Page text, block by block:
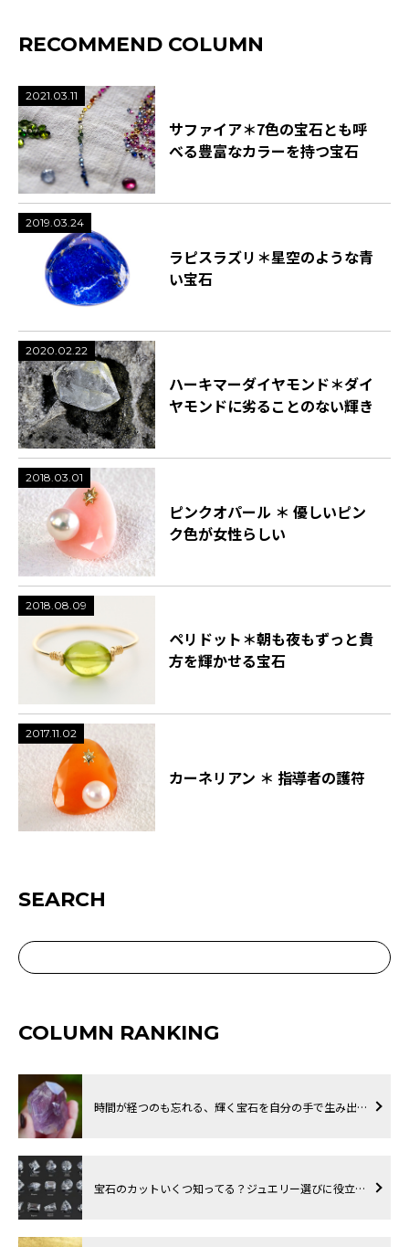
RECOMMEND COLUMN
2021.03.11
サファイア＊7色の宝石とも呼
べる豊富なカラーを持つ宝石
2019.03.24
ラピスラズリ＊星空のような青
い宝石
2020.02.22
ハーキマーダイヤモンド＊ダイ
ヤモンドに劣ることのない輝き
2018.03.01
ピンクオパール ＊ 優しいピン
ク色が女性らしい
2018.08.09
ペリドット＊朝も夜もずっと貴
方を輝かせる宝石
2017.11.02
カーネリアン ＊ 指導者の護符
SEARCH
COLUMN RANKING
時間が経つのも忘れる、輝く宝石を自分の手で生み出…
宝石のカットいくつ知ってる？ジュエリー選びに役立…